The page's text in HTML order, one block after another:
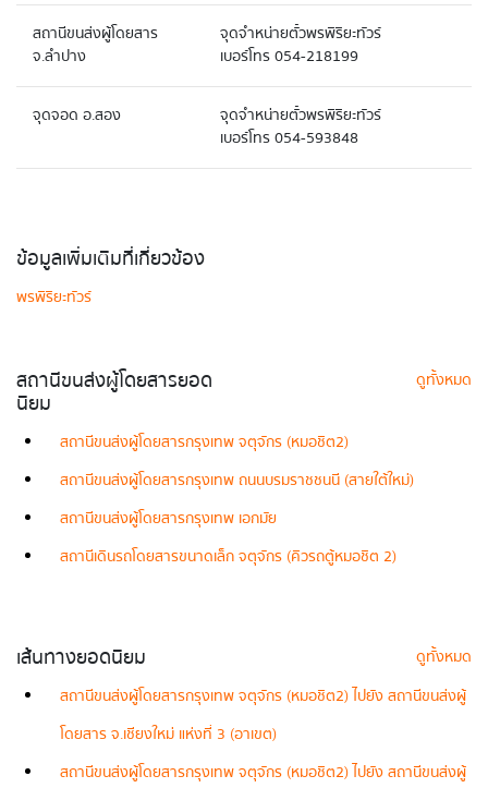
สถานีขนส่งผู้โดยสาร
จ.ลำปาง
จุดจำหน่ายตั๋วพรพิริยะทัวร์
เบอร์โทร 054-218199
จุดจอด อ.สอง
จุดจำหน่ายตั๋วพรพิริยะทัวร์
เบอร์โทร 054-593848
ข้อมูลเพิ่มเติมที่เกี่ยวข้อง
พรพิริยะทัวร์
สถานีขนส่งผู้โดยสารยอด
นิยม
ดูทั้งหมด
สถานีขนส่งผู้โดยสารกรุงเทพ จตุจักร (หมอชิต2)
สถานีขนส่งผู้โดยสารกรุงเทพ ถนนบรมราชชนนี (สายใต้ใหม่)
สถานีขนส่งผู้โดยสารกรุงเทพ เอกมัย
สถานีเดินรถโดยสารขนาดเล็ก จตุจักร (คิวรถตู้หมอชิต 2)
เส้นทางยอดนิยม
ดูทั้งหมด
สถานีขนส่งผู้โดยสารกรุงเทพ จตุจักร (หมอชิต2) ไปยัง สถานีขนส่งผู้
โดยสาร จ.เชียงใหม่ แห่งที่ 3 (อาเขต)
สถานีขนส่งผู้โดยสารกรุงเทพ จตุจักร (หมอชิต2) ไปยัง สถานีขนส่งผู้